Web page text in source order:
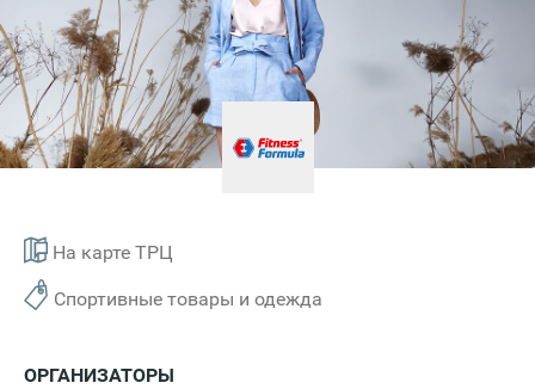
На карте ТРЦ
Спортивные товары и одежда
ОРГАНИЗАТОРЫ